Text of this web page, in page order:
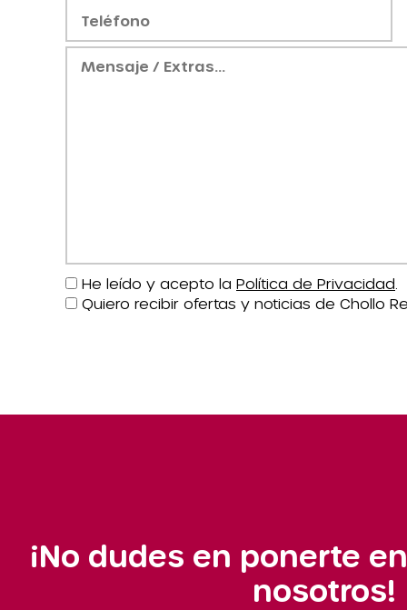
He leído y acepto la Política de Privacidad
Quiero recibir ofertas y noticias de Chollo
¡No dudes en ponerte
nosotros!